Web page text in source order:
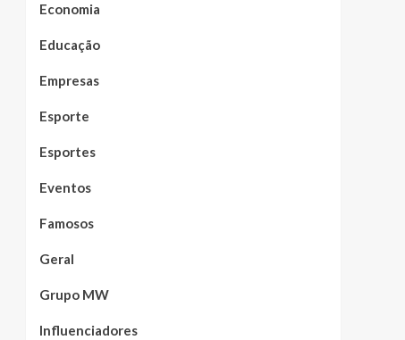
Economia
Educação
Empresas
Esporte
Esportes
Eventos
Famosos
Geral
Grupo MW
Influenciadores